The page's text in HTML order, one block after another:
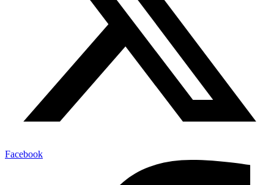
Facebook